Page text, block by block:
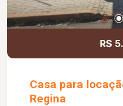
R$
Casa para
Regina